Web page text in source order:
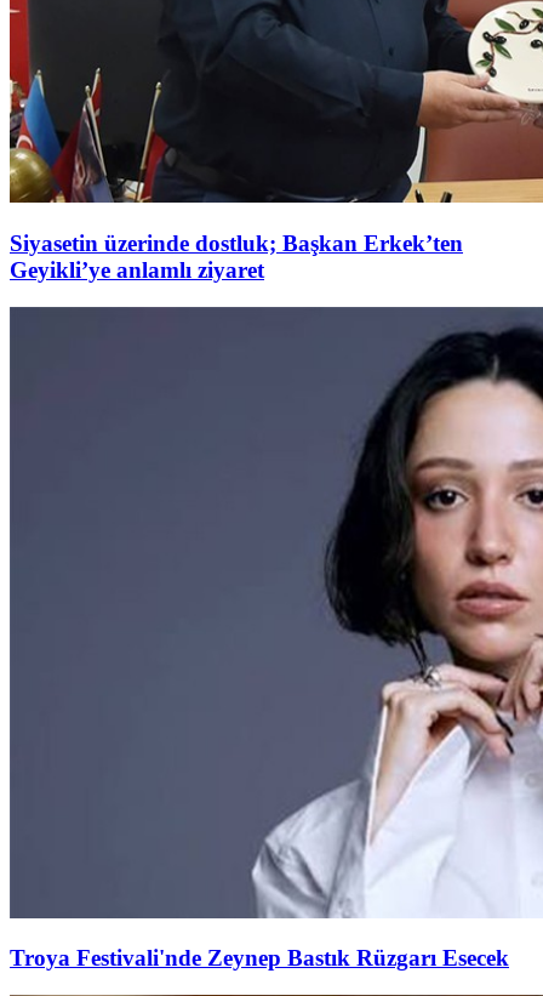
Siyasetin üzerinde dostluk; Başkan Erkek’ten
Geyikli’ye anlamlı ziyaret
Troya Festivali'nde Zeynep Bastık Rüzgarı Esecek